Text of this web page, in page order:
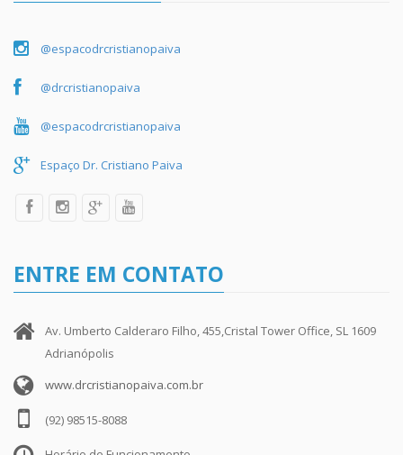
@espacodrcristianopaiva
@drcristianopaiva
@espacodrcristianopaiva
Espaço Dr. Cristiano Paiva
ENTRE EM CONTATO
Av. Umberto Calderaro Filho, 455,Cristal Tower Office, SL 1609
Adrianópolis
www.drcristianopaiva.com.br
(92) 98515-8088